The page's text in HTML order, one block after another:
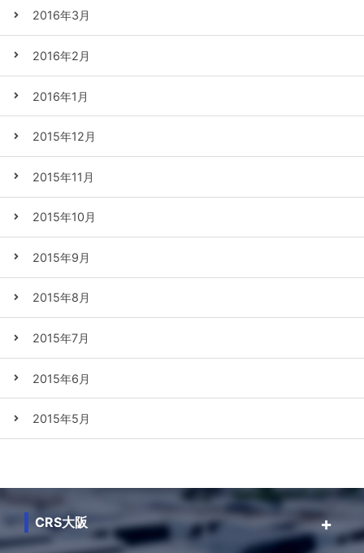
2016年3月
2016年2月
2016年1月
2015年12月
2015年11月
2015年10月
2015年9月
2015年8月
2015年7月
2015年6月
2015年5月
CRS大阪